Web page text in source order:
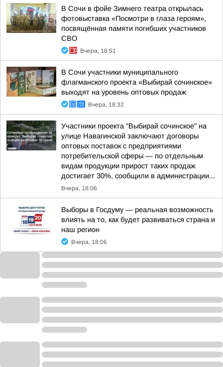
В Сочи в фойе Зимнего театра открылась
фотовыставка «Посмотри в глаза героям»,
посвящённая памяти погибших участников
СВО
Вчера, 18:51
В Сочи участники муниципального
флагманского проекта «Выбирай сочинское»
выходят на уровень оптовых продаж
Вчера, 18:32
Участники проекта "Выбирай сочинское" на
улице Навагинской заключают договоры
оптовых поставок с предприятиями
потребительской сферы — по отдельным
видам продукции прирост таких продаж
достигает 30%, сообщили в администрации...
Вчера, 18:06
Выборы в Госдуму — реальная возможность
влиять на то, как будет развиваться страна и
наш регион
Вчера, 18:06